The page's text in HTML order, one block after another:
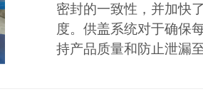
密封的一致性，并加快
度。供盖系统对于确保
持产品质量和防止泄漏至